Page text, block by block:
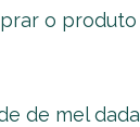
o produto
de mel dada